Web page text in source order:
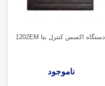
دستگاه اکسس کنترل بتا 1202EM
ناموجود